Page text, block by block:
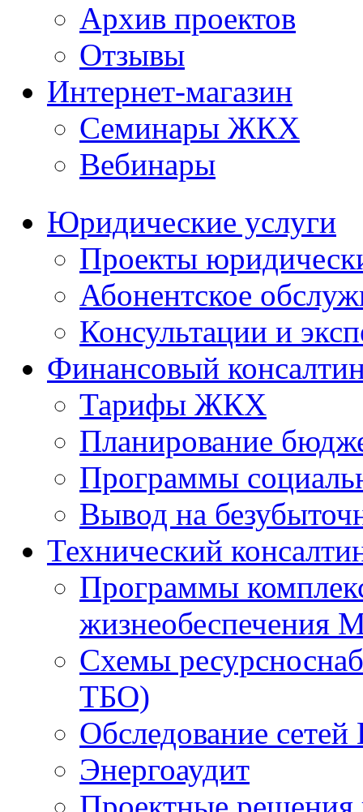
Архив проектов
Отзывы
Интернет-магазин
Семинары ЖКХ
Вебинары
Юридические услуги
Проекты
Абонентское
Консультации и
Финансовый
Тарифы ЖКХ
Планирование
Программы
Вывод на
Технический
Программы
жизнеобеспечения
Схемы
ТБО)
Обследование
Энергоаудит